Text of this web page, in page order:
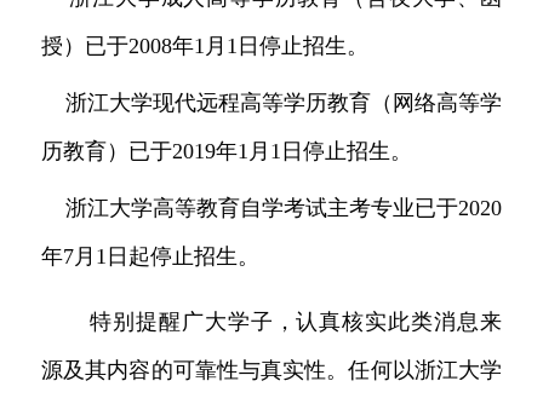
授）已于2008年1月1日停止招生。
浙江大学现代远程高等学历教育（网络高等学
历教育）已于2019年1月1日停止招生。
浙江大学高等教育自学考试主考专业已于2020
年7月1日起停止招生。
特别提醒广大学子，认真核实此类消息来
源及其内容的可靠性与真实性。任何以浙江大学